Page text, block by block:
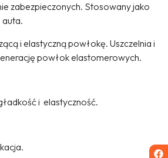
zabezpieczonych. Stosowany jako
i elastyczną powłokę. Uszczelnia i
powłok elastomerowych.
i elastyczność.